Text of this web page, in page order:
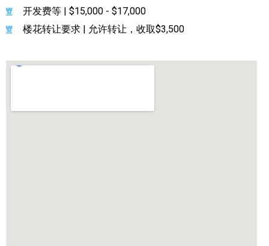
开发费等 | $15,000 - $17,000
楼花转让要求 | 允许转让，收取$3,500